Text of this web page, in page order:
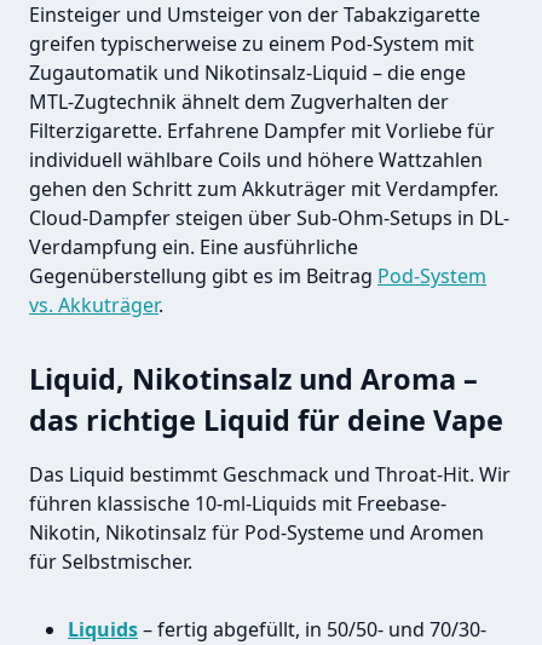
Einsteiger und Umsteiger von der Tabakzigarette
greifen typischerweise zu einem Pod-System mit
Zugautomatik und Nikotinsalz-Liquid – die enge
MTL-Zugtechnik ähnelt dem Zugverhalten der
Filterzigarette. Erfahrene Dampfer mit Vorliebe für
individuell wählbare Coils und höhere Wattzahlen
gehen den Schritt zum Akkuträger mit Verdampfer.
Cloud-Dampfer steigen über Sub-Ohm-Setups in DL-
Verdampfung ein. Eine ausführliche
Gegenüberstellung gibt es im Beitrag Pod-System
vs. Akkuträger.
Liquid, Nikotinsalz und Aroma –
das richtige Liquid für deine Vape
Das Liquid bestimmt Geschmack und Throat-Hit. Wir
führen klassische 10-ml-Liquids mit Freebase-
Nikotin, Nikotinsalz für Pod-Systeme und Aromen
für Selbstmischer.
Liquids– fertig abgefüllt, in 50/50- und 70/30-